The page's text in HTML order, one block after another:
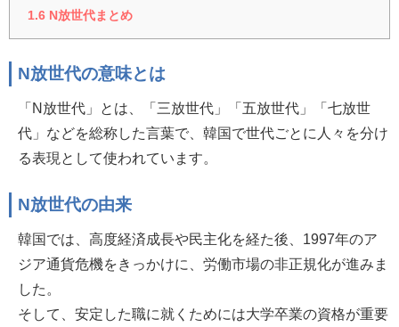
1.6 N放世代まとめ
N放世代の意味とは
「N放世代」とは、「三放世代」「五放世代」「七放世
代」などを総称した言葉で、韓国で世代ごとに人々を分け
る表現として使われています。
N放世代の由来
韓国では、高度経済成長や民主化を経た後、1997年のア
ジア通貨危機をきっかけに、労働市場の非正規化が進みま
した。
そして、安定した職に就くためには大学卒業の資格が重要